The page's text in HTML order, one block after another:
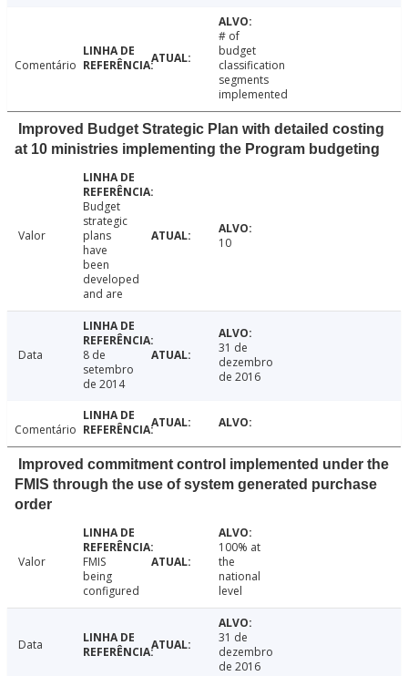
Comentário
# of
budget
classification
segments
implemented
Improved Budget Strategic Plan with detailed costing
at 10 ministries implementing the Program budgeting
Valor
Budget
strategic
plans
have
been
developed
and are
10
Data
8 de
setembro
de 2014
31 de
dezembro
de 2016
Comentário
Improved commitment control implemented under the
FMIS through the use of system generated purchase
order
Valor
FMIS
being
configured
100% at
the
national
level
Data
31 de
dezembro
de 2016